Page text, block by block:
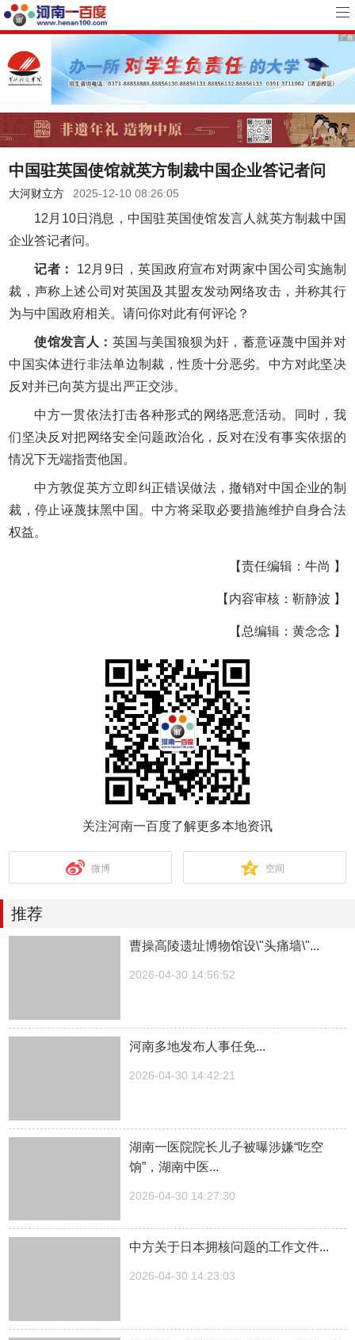
中国驻英国使馆就英方制裁中国企业答记者问
大河财立方 2025-12-10 08:26:05
12月10日消息，中国驻英国使馆发言人就英方制裁中国
企业答记者问。
记者：
12月9日，英国政府宣布对两家中国公司实施制
裁，声称上述公司对英国及其盟友发动网络攻击，并称其行
为与中国政府相关。请问你对此有何评论？
使馆发言人： 英国与美国狼狈为奸，蓄意诬蔑中国并对
中国实体进行非法单边制裁，性质十分恶劣。中方对此坚决
反对并已向英方提出严正交涉。
中方一贯依法打击各种形式的网络恶意活动。同时，我
们坚决反对把网络安全问题政治化，反对在没有事实依据的
情况下无端指责他国。
中方敦促英方立即纠正错误做法，撤销对中国企业的制
裁，停止诬蔑抹黑中国。中方将采取必要措施维护自身合法
权益。
【责任编辑：牛尚 】
【内容审核：靳静波 】
【总编辑：黄念念 】
关注河南一百度了解更多本地资讯
微博 空间
推荐
曹操高陵遗址博物馆设\"头痛墙\"...
2026-04-30 14:56:52
河南多地发布人事任免...
2026-04-30 14:42:21
湖南一医院院长儿子被曝涉嫌“吃空
饷”，湖南中医...
2026-04-30 14:27:30
中方关于日本拥核问题的工作文件...
2026-04-30 14:23:03